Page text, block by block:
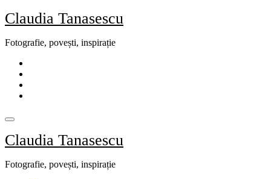
Skip
to
Claudia Tanasescu
Fotografie, povești, inspirație
Claudia Tanasescu
Fotografie, povești, inspirație